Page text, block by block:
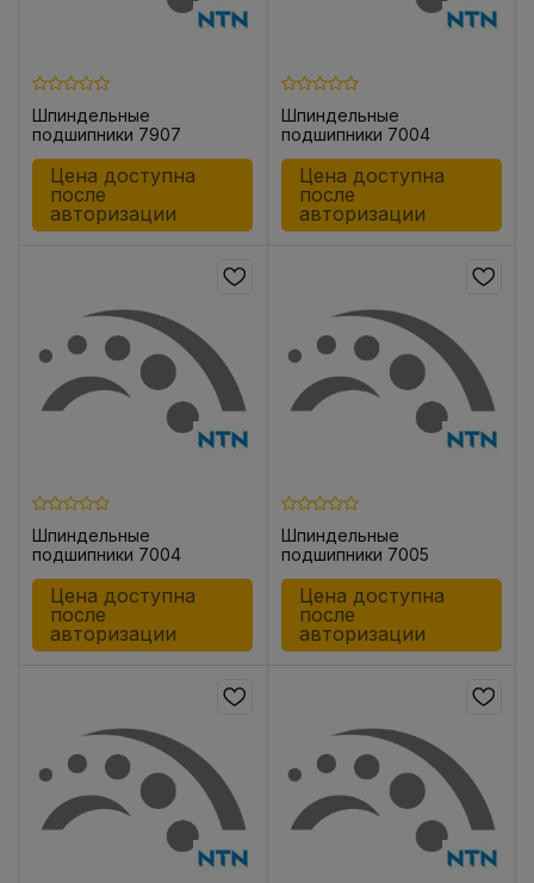
Шпиндельные
подшипники 7907
Цена доступна
после
авторизации
Шпиндельные
подшипники 7004
Цена доступна
после
авторизации
Шпиндельные
подшипники 7004
Цена доступна
после
авторизации
Шпиндельные
подшипники 7005
Цена доступна
после
авторизации